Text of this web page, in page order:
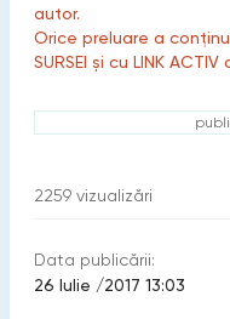
autor.
Orice preluare a
SURSEI și cu LINK
2259 vizualizări
Data publicării:
26 Iulie /2017 13:03